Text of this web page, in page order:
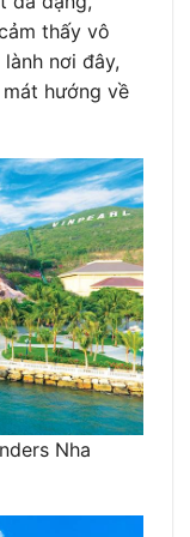
thấy vô
nơi đây,
hướng về
Nha